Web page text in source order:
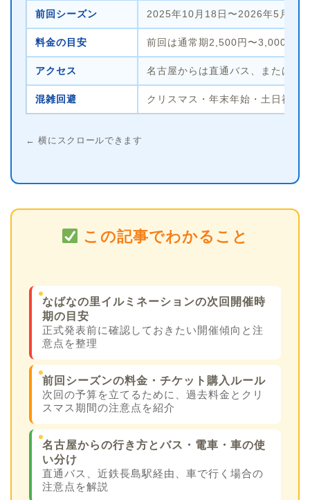
前回シーズン 2025年10月18日〜2026年5月31
料金の目安 前回は通常期2,500円〜3,000円
アクセス 名古屋からは直通バス、または近
混雑回避 クリスマス・年末年始・土日祝・
← 横にスクロールできます
この記事でわかること
なばなの里イルミネーションの次回開催時
期の目安
正式発表前に確認しておきたい開催傾向と注
意点を整理
前回シーズンの料金・チケット購入ルール
次回の予算を立てるために、過去料金とクリ
スマス期間の注意点を紹介
名古屋からの行き方とバス・電車・車の使
い分け
直通バス、近鉄長島駅経由、車で行く場合の
注意点を解説